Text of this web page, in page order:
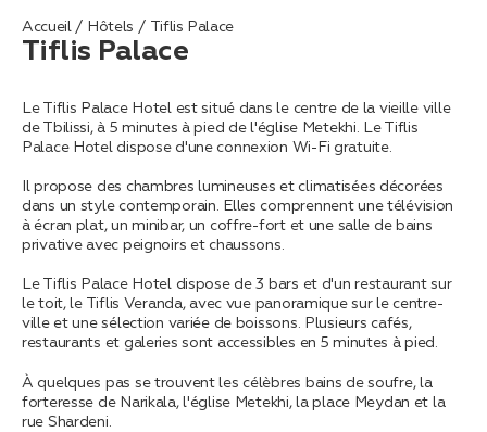
Accueil Hôtels Tiflis Palace
Tiflis Palace
Le Tiflis Palace Hotel est situé dans le centre de la vieille ville
de Tbilissi, à 5 minutes à pied de l'église Metekhi. Le Tiflis
Palace Hotel dispose d'une connexion Wi-Fi gratuite.
Il propose des chambres lumineuses et climatisées décorées
dans un style contemporain. Elles comprennent une télévision
à écran plat, un minibar, un coffre-fort et une salle de bains
privative avec peignoirs et chaussons.
Le Tiflis Palace Hotel dispose de 3 bars et d'un restaurant sur
le toit, le Tiflis Veranda, avec vue panoramique sur le centre-
ville et une sélection variée de boissons. Plusieurs cafés,
restaurants et galeries sont accessibles en 5 minutes à pied.
À quelques pas se trouvent les célèbres bains de soufre, la
forteresse de Narikala, l'église Metekhi, la place Meydan et la
rue Shardeni.
Нажимая на кнопку, вы соглашаетесь с условиями
Бронирование
Оставьте свои данные, чтобы мы могли
связаться с вами
Кол-во человек:0